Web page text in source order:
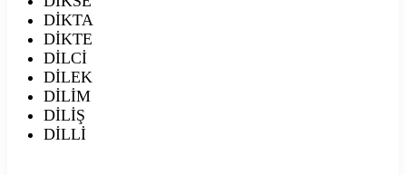
DİKTA
DİKTE
DİLCİ
DİLEK
DİLİM
DİLİŞ
DİLLİ